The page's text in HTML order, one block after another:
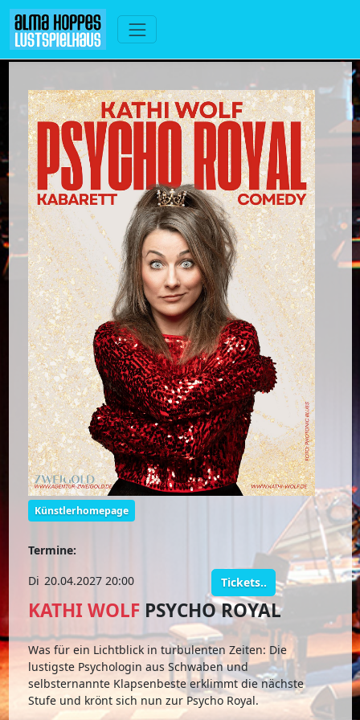
Künstlerhomepage
Termine:
Di 20.04.2027 20:00 Tickets..
KATHI WOLF PSYCHO ROYAL
Was für ein Lichtblick in turbulenten Zeiten: Die
lustigste Psychologin aus Schwaben und
selbsternannte Klapsenbeste erklimmt die nächste
Stufe und krönt sich nun zur Psycho Royal.